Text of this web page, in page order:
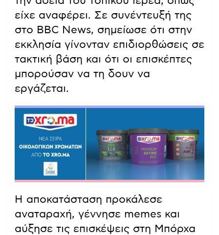
είχε αναφέρει. Σε συνέντευξή της
στο BBC News, σημείωσε ότι στην
εκκλησία γίνονταν επιδιορθώσεις σε
τακτική βάση και ότι οι επισκέπτες
μπορούσαν να τη δουν να
εργάζεται.
Η αποκατάσταση προκάλεσε
αναταραχή, γέννησε memes και
αύξησε τις επισκέψεις στη Μπόρχα